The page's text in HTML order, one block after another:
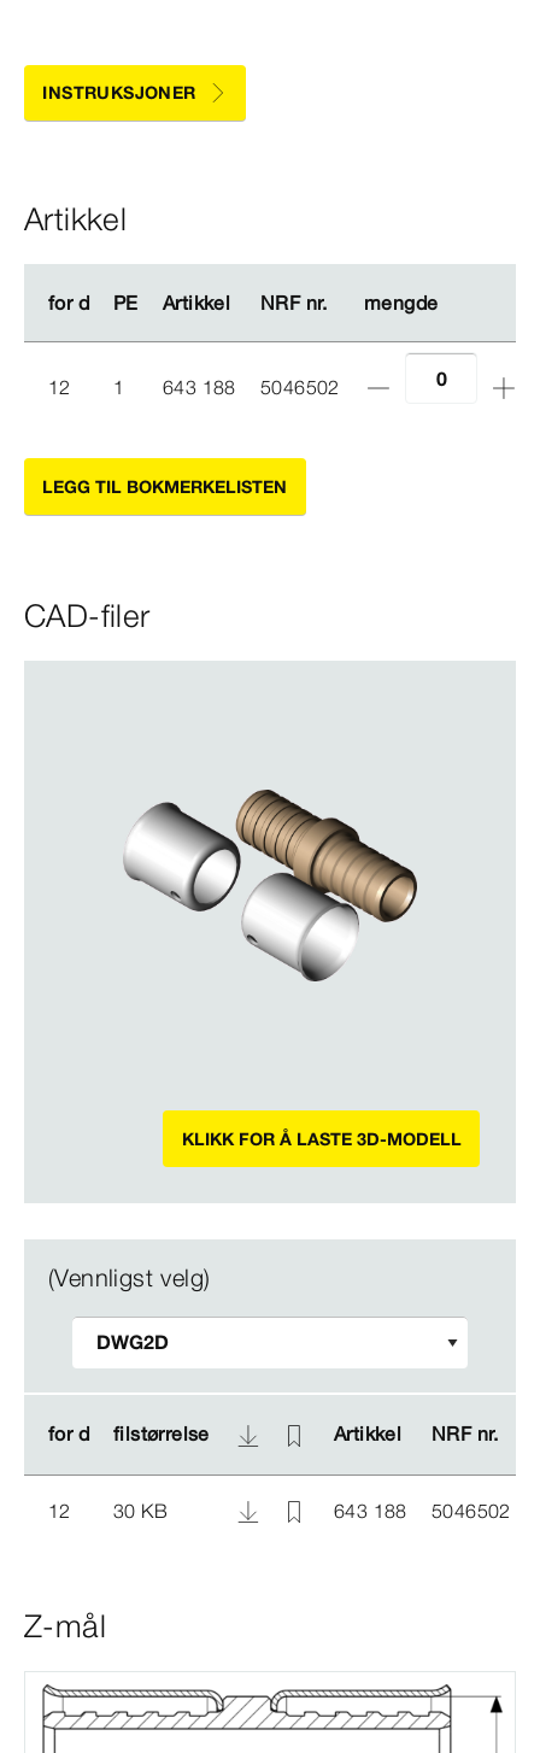
INSTRUKSJONER
Artikkel
for d PE Artikkel NRF nr. mengde
for d PE Artikkel NRF nr. mengde
12 1 643 188 5046502
LEGG TIL BOKMERKELISTEN
CAD-filer
KLIKK FOR Å LASTE 3D-MODELL
(Vennligst velg)
for d filstørrelse Artikkel NRF nr.
for d filstørrelse Artikkel NRF nr.
12 30 KB 643 188 5046502
Z-mål